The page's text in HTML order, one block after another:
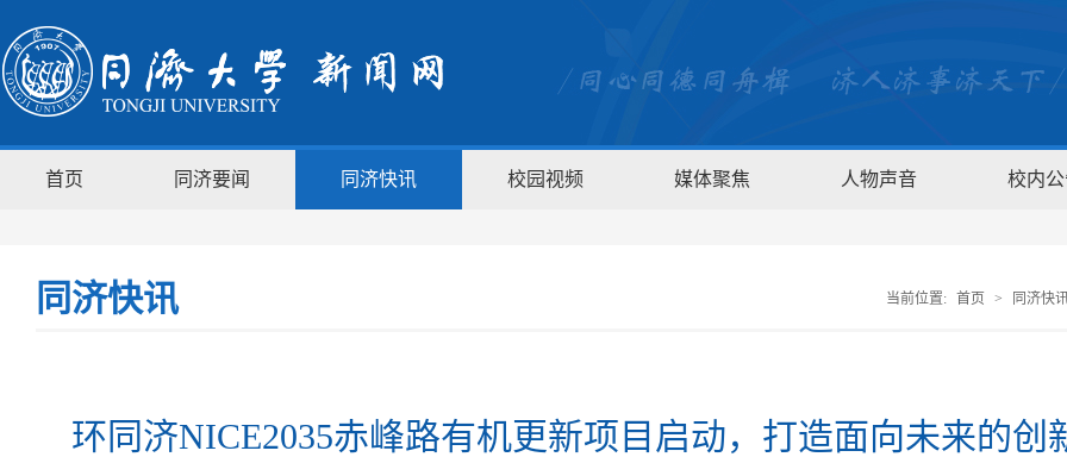
首页 同济要闻 同济快讯 校园视频 媒体聚焦 人物声音 校内
同济快讯 当前位置: 首页 > 同济快
环同济NICE2035赤峰路有机更新项目启动，打造面向未来的创